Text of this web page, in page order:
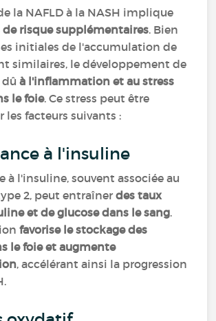
la NAFLD à la NASH implique
de risque supplémentaires. Bien
initiales de l'accumulation de
similaires, le développement de
dûà l'inflammation et au stress
le foie. Ce stress peut être
les facteurs suivants :
à l'insuline
à l'insuline, souvent associée au
2, peut entraînerdes taux
et de glucose dans le sang.
favorise le stockage des
le foie et augmente
, accélérant ainsi la progression